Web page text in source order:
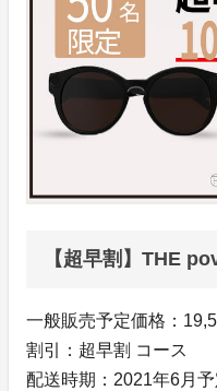
【超早割】THE
一般販売予定価格：
割引：超早割 コース
配送時期：2021年6月予